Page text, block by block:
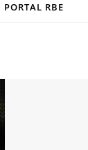
PORTAL RBE